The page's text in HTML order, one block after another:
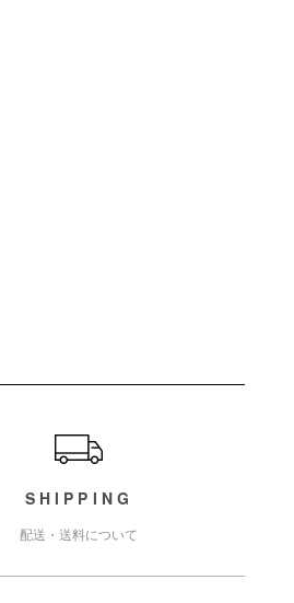
SHIPPING
配送・送料について